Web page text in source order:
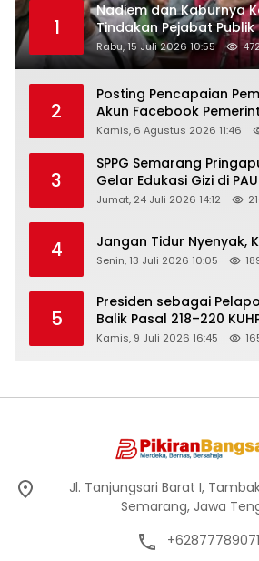
1
Nadiem dan Kaburnya
Tindakan Pejabat Publik
Rabu, 15 Juli 2026 10:55
2
Posting Pencapaian
Akun Facebook
Rembang “Dirujak”
Kamis, 6 Agustus 2026 11:46
3
SPPG Semarang
Gelar Edukasi Gizi di
Peringati Hari Anak
Jumat, 24 Juli 2026 14:12
4 Jangan Tidur Nyenyak,
Senin, 13 Juli 2026 10:05
5
Presiden sebagai
Balik Pasal 218–220
Kamis, 9 Juli 2026 16:45
Jl. Tanjungsari Barat I,
Semarang, Jawa